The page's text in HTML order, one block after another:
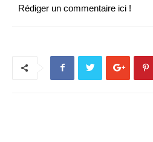
Rédiger un commentaire ici !